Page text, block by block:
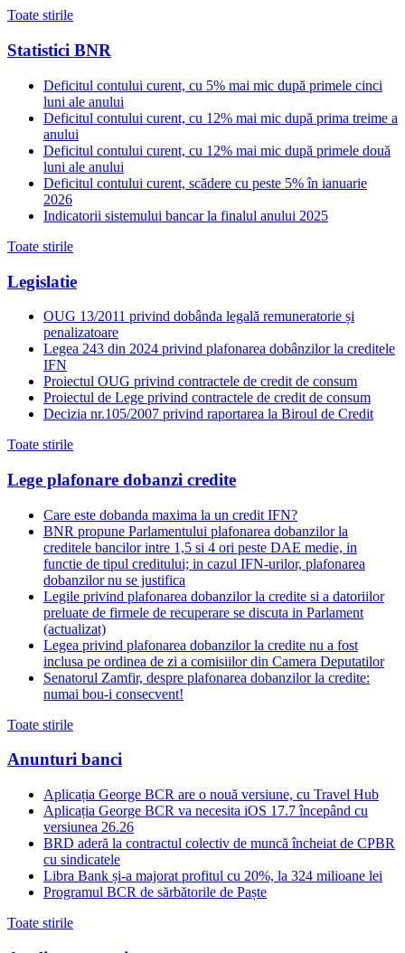
Toate stirile
Statistici BNR
Deficitul contului curent, cu 5% mai mic după primele cinci
luni ale anului
Deficitul contului curent, cu 12% mai mic după prima treime a
anului
Deficitul contului curent, cu 12% mai mic după primele două
luni ale anului
Deficitul contului curent, scădere cu peste 5% în ianuarie
2026
Indicatorii sistemului bancar la finalul anului 2025
Toate stirile
Legislatie
OUG 13/2011 privind dobânda legală remuneratorie și
penalizatoare
Legea 243 din 2024 privind plafonarea dobânzilor la creditele
IFN
Proiectul OUG privind contractele de credit de consum
Proiectul de Lege privind contractele de credit de consum
Decizia nr.105/2007 privind raportarea la Biroul de Credit
Toate stirile
Lege plafonare dobanzi credite
Care este dobanda maxima la un credit IFN?
BNR propune Parlamentului plafonarea dobanzilor la
creditele bancilor intre 1,5 si 4 ori peste DAE medie, in
functie de tipul creditului; in cazul IFN-urilor, plafonarea
dobanzilor nu se justifica
Legile privind plafonarea dobanzilor la credite si a datoriilor
preluate de firmele de recuperare se discuta in Parlament
(actualizat)
Legea privind plafonarea dobanzilor la credite nu a fost
inclusa pe ordinea de zi a comisiilor din Camera Deputatilor
Senatorul Zamfir, despre plafonarea dobanzilor la credite:
numai bou-i consecvent!
Toate stirile
Anunturi banci
Aplicația George BCR are o nouă versiune, cu Travel Hub
Aplicația George BCR va necesita iOS 17.7 începând cu
versiunea 26.26
BRD aderă la contractul colectiv de muncă încheiat de CPBR
cu sindicatele
Libra Bank și-a majorat profitul cu 20%, la 324 milioane lei
Programul BCR de sărbătorile de Paște
Toate stirile